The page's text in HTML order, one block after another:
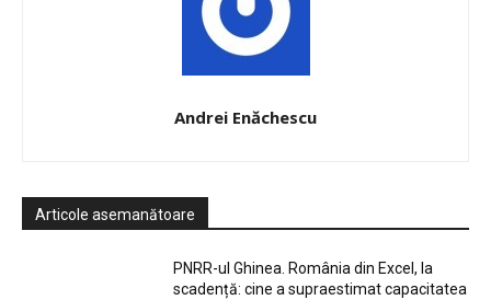
Andrei Enăchescu
Articole asemanătoare
PNRR-ul Ghinea. România din Excel, la
scadență: cine a supraestimat capacitatea